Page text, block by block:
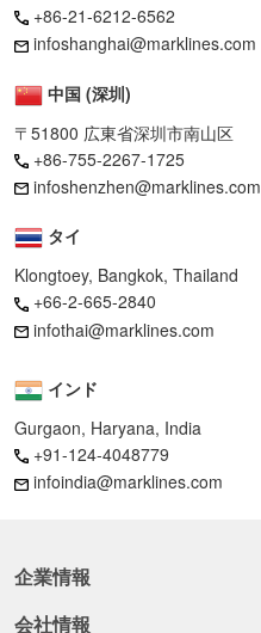
+86-21-6212-6562
infoshanghai@marklines.com
中国 (深圳)
〒51800 広東省深圳市南山区
+86-755-2267-1725
infoshenzhen@marklines.com
タイ
Klongtoey, Bangkok, Thailand
+66-2-665-2840
infothai@marklines.com
インド
Gurgaon, Haryana, India
+91-124-4048779
infoindia@marklines.com
企業情報
会社情報